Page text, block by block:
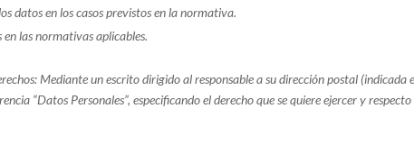
datos en los casos previstos en la normativa.
las normativas aplicables.
Mediante un escrito dirigido al responsable a su dirección postal (indicada
“Datos Personales”, especificando el derecho que se quiere ejercer y respecto